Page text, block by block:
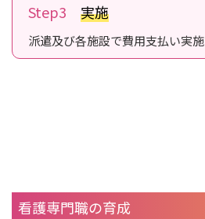
Step3 実施
派遣及び各施設で費用支払い実施
看護専門職の育成